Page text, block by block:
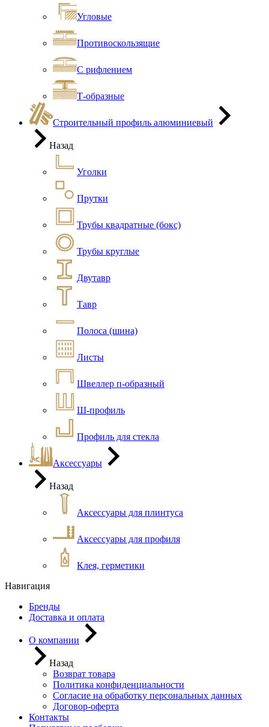
Угловые
Противоскользящие
С рифлением
Т-образные
Строительный профиль алюминиевый
Назад
Уголки
Прутки
Трубы квадратные (бокс)
Трубы круглые
Двутавр
Тавр
Полоса (шина)
Листы
Швеллер п-образный
Ш-профиль
Профиль для стекла
Аксессуары
Назад
Аксессуары для плинтуса
Аксессуары для профиля
Клея, герметики
Навигация
Бренды
Доставка и оплата
О компании
Назад
Возврат товара
Политика конфиденциальности
Согласие на обработку персональных данных
Договор-оферта
Контакты